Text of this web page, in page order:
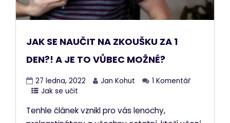
JAK SE NAUČIT NA ZKOUŠKU ZA 1
DEN?! A JE TO VŮBEC MOŽNÉ?
27 ledna, 2022 Jan Kohut
1 Komentář
Jak se učit
Tenhle článek vznikl pro vás lenochy,